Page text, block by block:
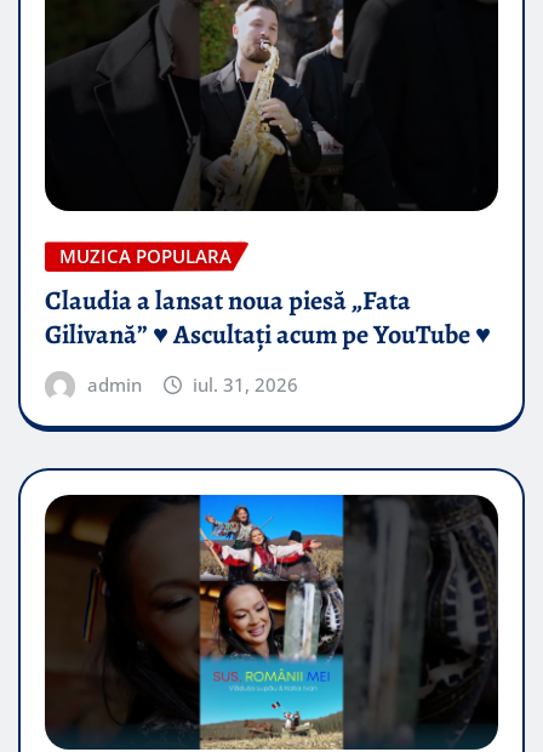
MUZICA POPULARA
Claudia a lansat noua piesă „Fata
Gilivană” ♥️ Ascultați acum pe YouTube ♥️
admin iul. 31, 2026